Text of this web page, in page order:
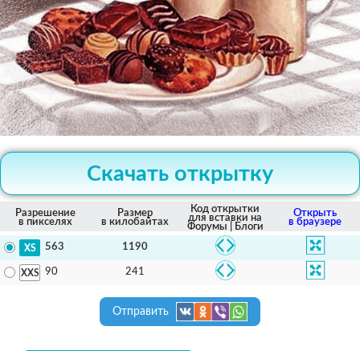
Скачать открытку
Разрешение
в пикселях
Размер
в килобайтах
Код открытки
для вставки на
Форумы | Блоги
Открыть
в браузере
563 1190
90 241
Отправить